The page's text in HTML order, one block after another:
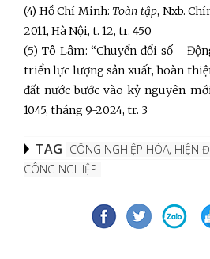
(4) Hồ Chí Minh:Toàn tập, Nxb.
2011, Hà Nội, t. 12, tr. 450
(5) Tô Lâm: “Chuyển đổi số -
triển lực lượng sản xuất, hoàn
đất nước bước vào kỷ nguyên
1045, tháng 9-2024, tr. 3
TAG CÔNG NGHIỆP HÓA, HIỆN
CÔNG NGHIỆP